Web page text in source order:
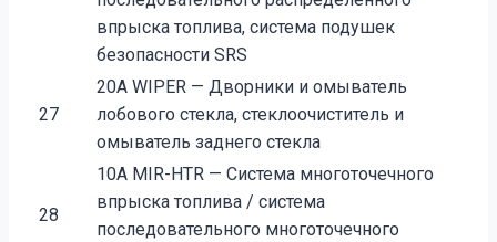
впрыска топлива, система подушек
безопасности SRS
27
20A WIPER — Дворники и омыватель
лобового стекла, стеклоочиститель и
омыватель заднего стекла
28
10A MIR-HTR — Система многоточечного
впрыска топлива / система
последовательного многоточечного